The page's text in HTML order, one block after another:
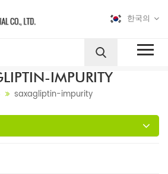
한국의
IMPURITY
saxagliptin-impurity